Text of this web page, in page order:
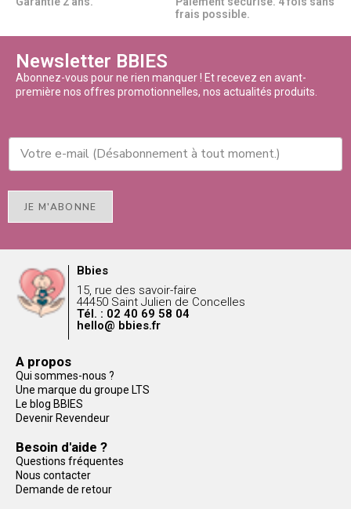
frais possible.
Newsletter BBIES
Abonnez-vous pour ne rien manquer ! Et recevez en avant-
première nos offres promotionnelles, nos actualités produits.
JE M'ABONNE
Bbies
15, rue des savoir-faire
44450 Saint Julien de Concelles
Tél. : 02 40 69 58 04
hello@ bbies.fr
A propos
Qui sommes-nous ?
Une marque du groupe LTS
Le blog BBIES
Devenir Revendeur
Besoin d'aide ?
Questions fréquentes
Nous contacter
Demande de retour